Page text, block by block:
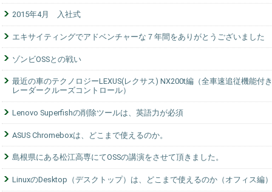
2015年4月 入社式
エキサイティングでアドベンチャーな７年間をありがとうございました
ゾンビOSSとの戦い
最近の車のテクノロジーLEXUS(レクサス) NX200t編（全車速追従機能付き
レーダークルーズコントロール）
Lenovo Superfishの削除ツールは、英語力が必須
ASUS Chromeboxは、どこまで使えるのか。
島根県にある松江高専にてOSSの講演をさせて頂きました。
LinuxのDesktop（デスクトップ）は、どこまで使えるのか（オフィス編）